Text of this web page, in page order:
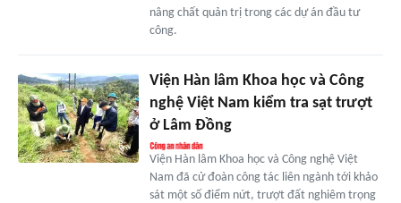
nâng chất quản trị trong các dự án đầu tư
công.
Viện Hàn lâm Khoa học và Công
nghệ Việt Nam kiểm tra sạt trượt
ở Lâm Đồng
Viện Hàn lâm Khoa học và Công nghệ Việt
Nam đã cử đoàn công tác liên ngành tới khảo
sát một số điểm nứt, trượt đất nghiêm trọng